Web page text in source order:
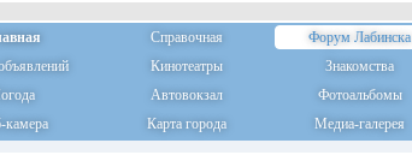
Справочная Форум Лабинска
Кинотеатры Знакомства
Автовокзал Фотоальбомы
камера
Карта города Медиа-галерея